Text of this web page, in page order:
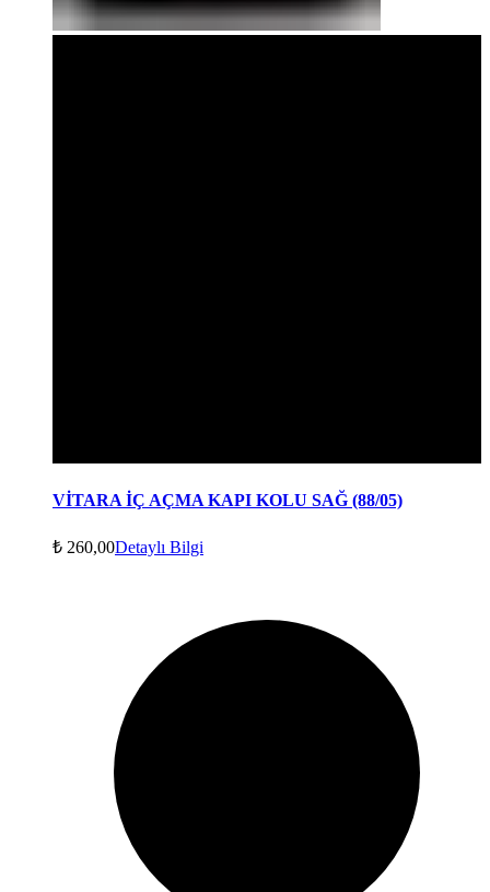
VİTARA İÇ AÇMA KAPI KOLU SAĞ (88/05)
₺ 260,00Detaylı Bilgi